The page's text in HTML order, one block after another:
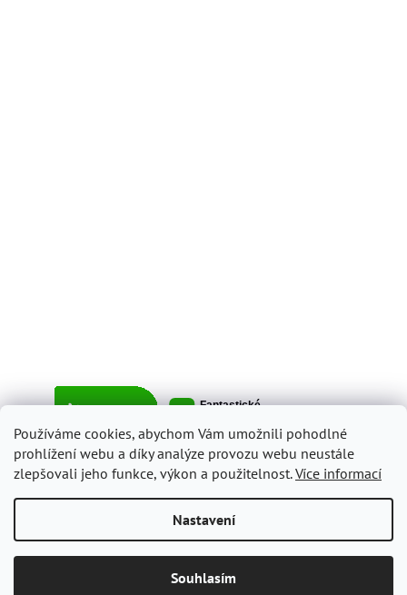
Používáme cookies, abychom Vám umožnili pohodlné
prohlížení webu a díky analýze provozu webu neustále
zlepšovali jeho funkce, výkon a použitelnost.Více informací
Nastavení
Souhlasím
Copyright 2026ItalyShop.cz. Všechna práva vyhrazena.Upravit
nastavení cookies